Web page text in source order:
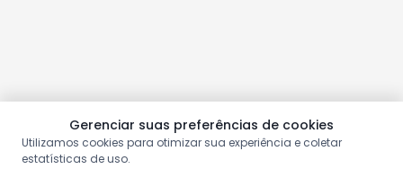
Gerenciar suas preferências de cookies
Utilizamos cookies para otimizar sua experiência e coletar
estatísticas de uso.